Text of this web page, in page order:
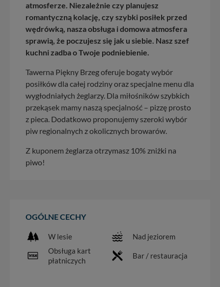
atmosferze. Niezależnie czy planujesz
romantyczną kolację, czy szybki posiłek przed
wędrówką, nasza obsługa i domowa atmosfera
sprawią, że poczujesz się jak u siebie. Nasz szef
kuchni zadba o Twoje podniebienie.
Tawerna Piękny Brzeg oferuje bogaty wybór
posiłków dla całej rodziny oraz specjalne menu dla
wygłodniałych żeglarzy. Dla miłośników szybkich
przekąsek mamy naszą specjalność – pizzę prosto
z pieca. Dodatkowo proponujemy szeroki wybór
piw regionalnych z okolicznych browarów.
Z kuponem żeglarza otrzymasz 10% zniżki na
piwo!
OGÓLNE CECHY
W lesie
Nad jeziorem
Obsługa kart
płatniczych
Bar / restauracja